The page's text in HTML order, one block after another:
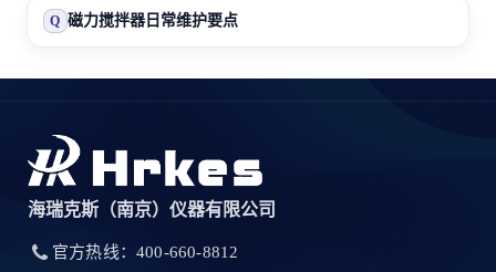
Q 磁力搅拌器日常维护要点
海瑞克斯（南京）仪器有限公司
官方热线：400-660-8812